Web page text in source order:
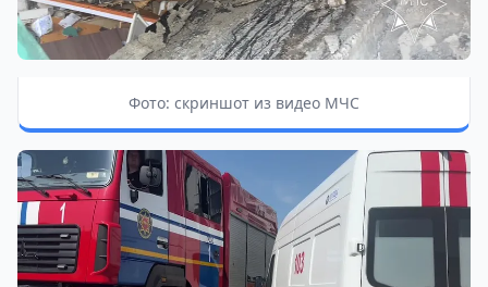
Фото: скриншот из видео МЧС